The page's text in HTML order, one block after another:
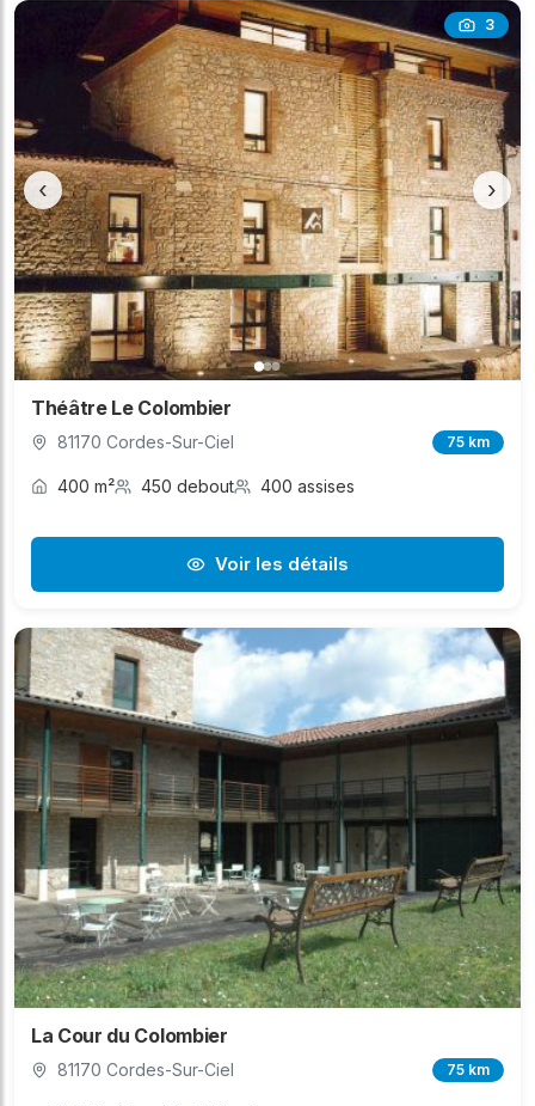
3
‹ ›
Théâtre Le Colombier
81170 Cordes-Sur-Ciel 75 km
400 m² 450 debout 400 assises
Voir les détails
La Cour du Colombier
81170 Cordes-Sur-Ciel 75 km